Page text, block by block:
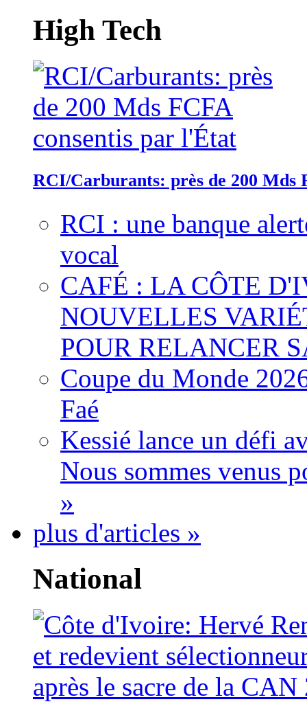
High Tech
RCI/Carburants: près de 200 Mds
RCI : une banque
vocal
CAFÉ : LA CÔTE
NOUVELLES
POUR RELANCER
Coupe du Monde
Faé
Kessié lance un défi
Nous sommes venus
»
plus d'articles »
National